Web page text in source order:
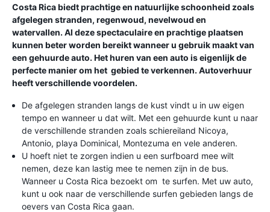
Costa Rica biedt prachtige en natuurlijke schoonheid zoals
afgelegen stranden, regenwoud, nevelwoud en
watervallen. Al deze spectaculaire en prachtige plaatsen
kunnen beter worden bereikt wanneer u gebruik maakt van
een gehuurde auto. Het huren van een auto is eigenlijk de
perfecte manier om het gebied te verkennen. Autoverhuur
heeft verschillende voordelen.
De afgelegen stranden langs de kust vindt u in uw eigen
tempo en wanneer u dat wilt. Met een gehuurde kunt u naar
de verschillende stranden zoals schiereiland Nicoya,
Antonio, playa Dominical, Montezuma en vele anderen.
U hoeft niet te zorgen indien u een surfboard mee wilt
nemen, deze kan lastig mee te nemen zijn in de bus.
Wanneer u Costa Rica bezoekt om te surfen. Met uw auto,
kunt u ook naar de verschillende surfen gebieden langs de
oevers van Costa Rica gaan.